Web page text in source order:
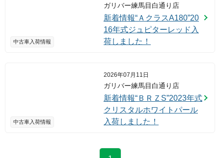
中古車入荷情報
ガリバー練馬目白通り店
新着情報“ＡクラスA180”20
16年式ジュピターレッド入
荷しました！
中古車入荷情報
2026年07月11日
ガリバー練馬目白通り店
新着情報“ＢＲＺS”2023年式
クリスタルホワイトパール
入荷しました！